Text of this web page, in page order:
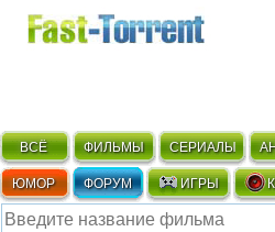
ВСЁ ФИЛЬМЫ СЕРИАЛЫ
ЮМОР ФОРУМ ИГРЫ